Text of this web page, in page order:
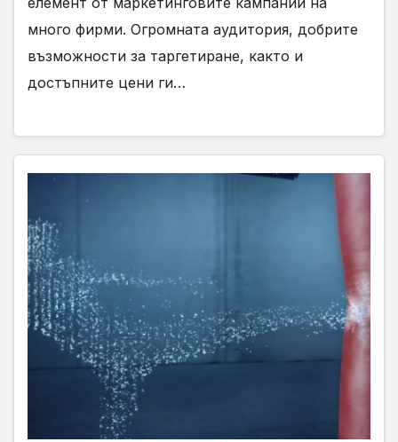
много фирми. Огромната аудитория, добрите
възможности за таргетиране, както и
достъпните цени ги…